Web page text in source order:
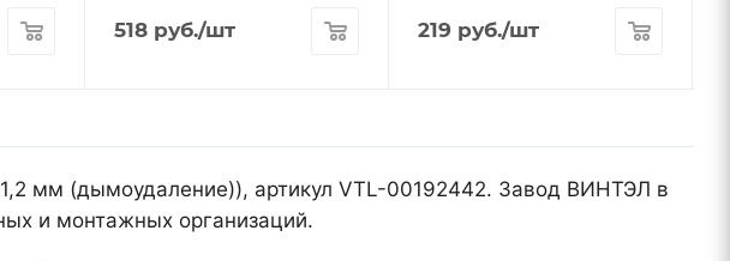
518 руб./шт 219 руб./шт
мм (дымоудаление)), артикул VTL-00192442. Завод ВИНТЭЛ в
и монтажных организаций.